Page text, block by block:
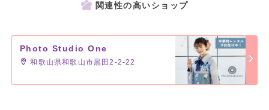
関連性の高いショップ
Photo Studio One
和歌山県和歌山市黒田2-2-22